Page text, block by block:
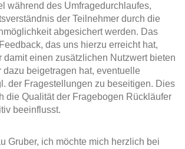
während des Umfragedurchlaufes,
der Teilnehmer durch die
abgesichert werden. Das
das uns hierzu erreicht hat,
damit einen zusätzlichen Nutzwert bieten
dazu beigetragen hat, eventuelle
der Fragestellungen zu beseitigen. Dies
die Qualität der Fragebogen Rückläufer
beeinflusst.
Gruber, ich möchte mich herzlich bei